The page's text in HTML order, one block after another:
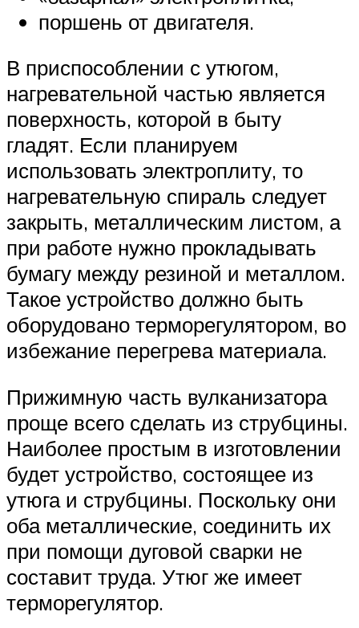
поршень от двигателя.
В приспособлении с утюгом,
нагревательной частью является
поверхность, которой в быту
гладят. Если планируем
использовать электроплиту, то
нагревательную спираль следует
закрыть, металлическим листом, а
при работе нужно прокладывать
бумагу между резиной и металлом.
Такое устройство должно быть
оборудовано терморегулятором, во
избежание перегрева материала.
Прижимную часть вулканизатора
проще всего сделать из струбцины.
Наиболее простым в изготовлении
будет устройство, состоящее из
утюга и струбцины. Поскольку они
оба металлические, соединить их
при помощи дуговой сварки не
составит труда. Утюг же имеет
терморегулятор.